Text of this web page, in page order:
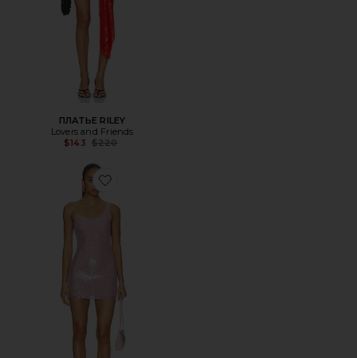
ПЛАТЬЕ RILEY
Lovers and Friends
$143 Previous price:
$220
Favorite ПЛАТЬЕ ELISE